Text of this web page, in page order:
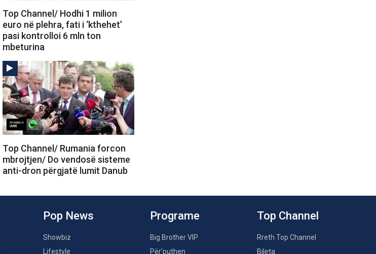
Top Channel/ Hodhi 1 milion
euro në plehra, fati i ‘kthehet’
pasi kontrolloi 6 mln ton
mbeturina
Top Channel/ Rumania forcon
mbrojtjen/ Do vendosë sisteme
anti-dron përgjatë lumit Danub
Pop News
Showbiz
Lifestyle
Programe
Big Brother VIP
Për’puthen
Top Channel
Rreth Top Channel
Bileta